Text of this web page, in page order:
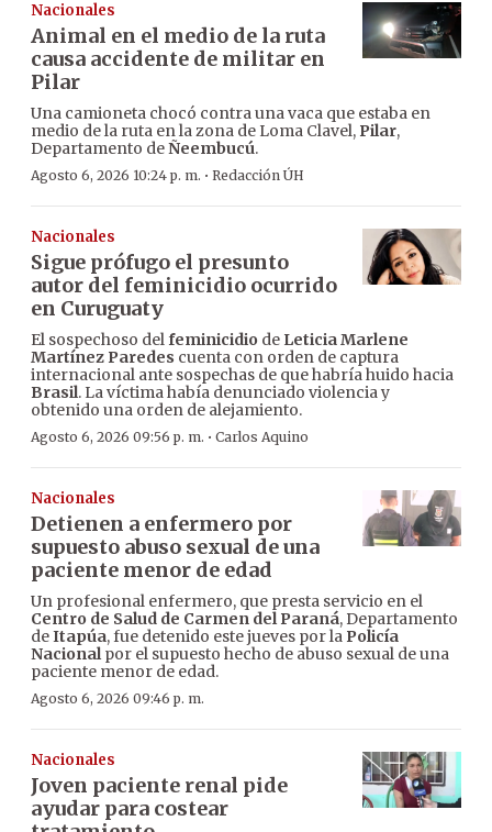
Nacionales
Animal en el medio de la ruta
causa accidente de militar en
Pilar
Una camioneta chocó contra una vaca que estaba en
medio de la ruta en la zona de Loma Clavel, Pilar,
Departamento deÑeembucú.
Agosto 6, 2026 10:24 p. m. · Redacción ÚH
Nacionales
Sigue prófugo el presunto
autor del feminicidio ocurrido
en Curuguaty
El sospechoso delfeminicidio de Leticia Marlene
Martínez Paredes cuenta con orden de captura
internacional ante sospechas de que habría huido hacia
Brasil. La víctima había denunciado violencia y
obtenido una orden de alejamiento.
Agosto 6, 2026 09:56 p. m. · Carlos Aquino
Nacionales
Detienen a enfermero por
supuesto abuso sexual de una
paciente menor de edad
Un profesional enfermero, que presta servicio en el
Centro de Salud de Carmen del Paraná, Departamento
deItapúa, fue detenido este jueves por la Policía
Nacionalpor el supuesto hecho de abuso sexual de una
paciente menor de edad.
Agosto 6, 2026 09:46 p. m.
Nacionales
Joven paciente renal pide
ayudar para costear